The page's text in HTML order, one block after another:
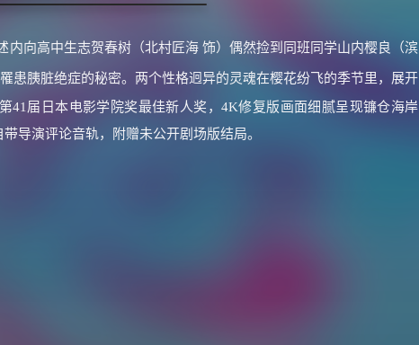
内向高中生志贺春树（北村匠海 饰）偶然捡到同班同学山内樱良（滨
患胰脏绝症的秘密。两个性格迥异的灵魂在樱花纷飞的季节里，展开
41届日本电影学院奖最佳新人奖，4K修复版画面细腻呈现镰仓海岸
导演评论音轨，附赠未公开剧场版结局。